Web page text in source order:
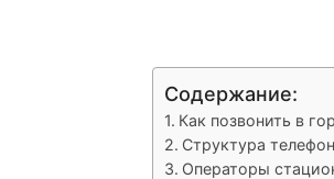
Содержание:
Как позвонить в
Структура
Операторы